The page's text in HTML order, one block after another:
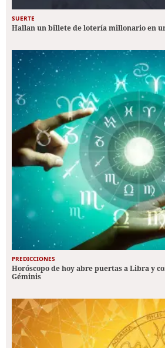
SUERTE
Hallan un billete de lotería millonario en
PREDICCIONES
Horóscopo de hoy abre puertas a Libra y
Géminis